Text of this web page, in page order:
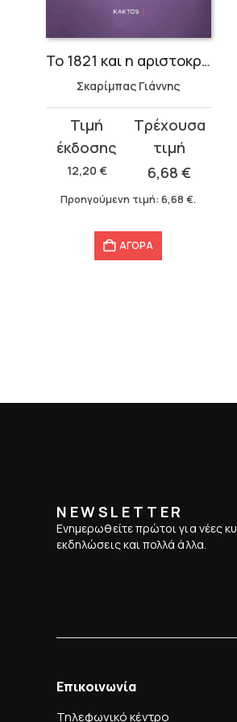
Το 1821 και η αριστοκρατία του
Σκαρίμπας Γιάννης
12,20 €
Original
price
was:
12,20 €.
6,68€
τρέχουσα
τιμή
είναι:
Προηγούμενη τιμή:6,68€.
ΑΓΟΡΑ
NEWSLETTER
Ενημερωθείτε πρώτοι για νέες
εκδηλώσεις και πολλά άλλα.
Επικοινωνία
Τηλεφωνικό κέντρο